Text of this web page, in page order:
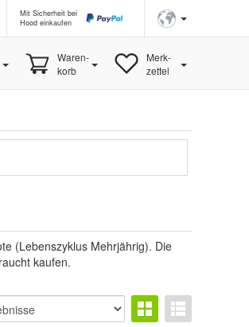
Mit Sicherheit bei
Hood einkaufen
Waren-
korb
Merk-
zettel
(Lebenszyklus Mehrjährig). Die
kaufen.